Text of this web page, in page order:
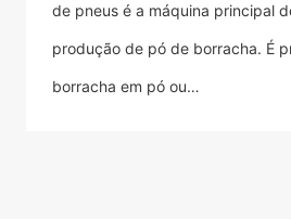
de pneus é a máquina principal
produção de pó de borracha. É
borracha em pó ou…